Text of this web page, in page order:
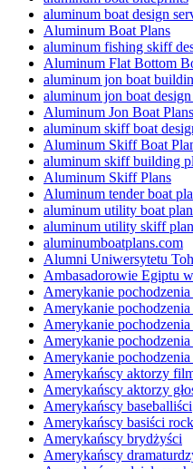
aluminum boat design
Aluminum Boat Plans
aluminum fishing skiff
Aluminum Flat Bottom
aluminum jon boat
aluminum jon boat
Aluminum Jon Boat Plans
aluminum skiff boat
Aluminum Skiff Boat
aluminum skiff building
Aluminum Skiff Plans
Aluminum tender boat
aluminum utility boat
aluminum utility skiff
aluminumboatplans.com
Alumni Uniwersytetu
Ambasadorowie Egiptu
Amerykanie
Amerykanie
Amerykanie
Amerykanie pochodzenia
Amerykanie
Amerykańscy aktorzy
Amerykańscy aktorzy
Amerykańscy baseballiści
Amerykańscy basiści
Amerykańscy brydżyści
Amerykańscy